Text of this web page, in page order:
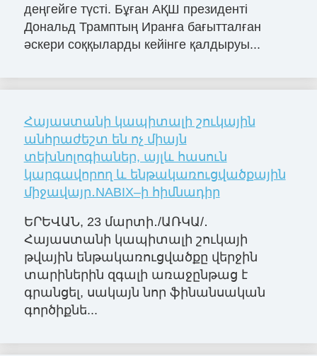
деңгейге түсті. Бұған АҚШ президенті
Дональд Трамптың Иранға бағытталған
әскери соққыларды кейінге қалдыруы...
Հայաստանի կապիտալի շուկային
անհրաժեշտ են ոչ միայն
տեխնոլոգիաներ, այլև հասուն
կարգավորող և ենթակառուցվածքային
միջավայր․NABIX–ի հիմնադիր
ԵՐԵՎԱՆ, 23 մարտի․/ԱՌԿԱ/․
Հայաստանի կապիտալի շուկայի
թվային ենթակառուցվածքը վերջին
տարիներին զգալի առաջընթաց է
գրանցել, սակայն նոր ֆինանսական
գործիքնե...